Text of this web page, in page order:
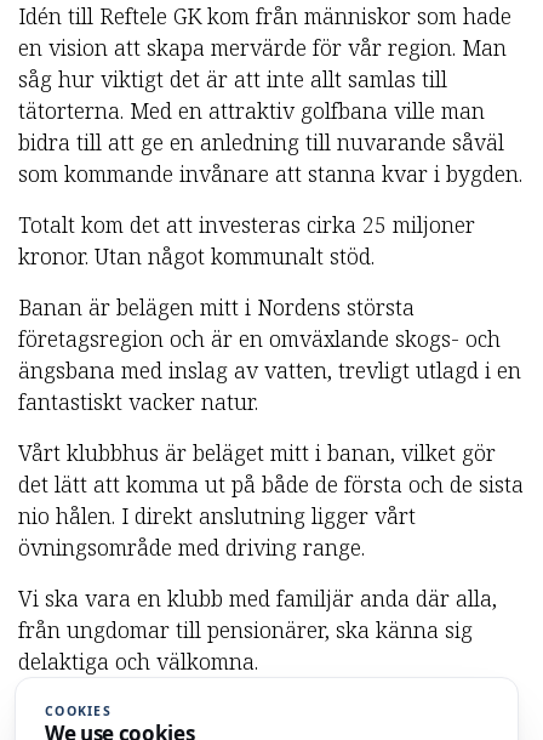
Idén till Reftele GK kom från människor som hade
en vision att skapa mervärde för vår region. Man
såg hur viktigt det är att inte allt samlas till
tätorterna. Med en attraktiv golfbana ville man
bidra till att ge en anledning till nuvarande såväl
som kommande invånare att stanna kvar i bygden.
Totalt kom det att investeras cirka 25 miljoner
kronor. Utan något kommunalt stöd.
Banan är belägen mitt i Nordens största
företagsregion och är en omväxlande skogs- och
ängsbana med inslag av vatten, trevligt utlagd i en
fantastiskt vacker natur.
Vårt klubbhus är beläget mitt i banan, vilket gör
det lätt att komma ut på både de första och de sista
nio hålen. I direkt anslutning ligger vårt
övningsområde med driving range.
Vi ska vara en klubb med familjär anda där alla,
från ungdomar till pensionärer, ska känna sig
delaktiga och välkomna.
Idén lever vidare.
COOKIES
We use cookies